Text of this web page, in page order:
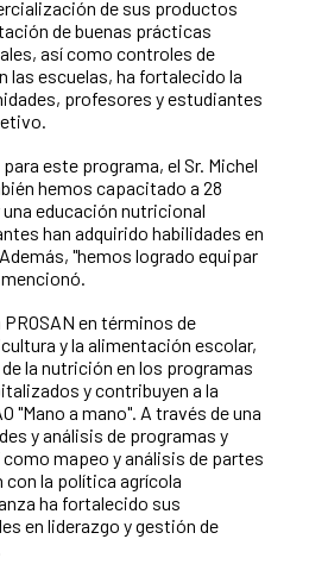
de sus productos
de buenas prácticas
así como controles de
las escuelas, ha fortalecido la
profesores y estudiantes
este programa, el Sr. Michel
hemos capacitado a 28
educación nutricional
han adquirido habilidades en
"hemos logrado equipar
en términos de
y la alimentación escolar,
la nutrición en los programas
y contribuyen a la
"Mano a mano". A través de una
y análisis de programas y
mapeo y análisis de partes
con la política agrícola
ha fortalecido sus
en liderazgo y gestión de